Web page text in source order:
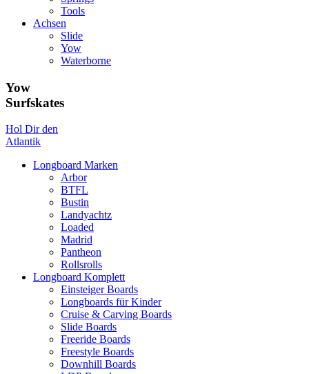
Tools
Achsen
Slide
Yow
Waterborne
Yow
Surfskates
Hol Dir den
Atlantik
Longboard Marken
Arbor
BTFL
Bustin
Landyachtz
Loaded
Madrid
Pantheon
Rollsrolls
Longboard Komplett
Einsteiger Boards
Longboards für Kinder
Cruise & Carving Boards
Slide Boards
Freeride Boards
Freestyle Boards
Downhill Boards